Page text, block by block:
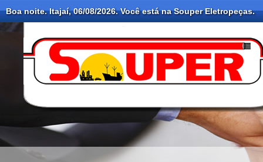
Boa noite. Itajaí, 06/08/2026. Você está na Souper Eletropeças.